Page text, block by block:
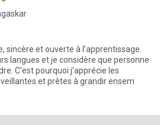
sincère et ouverte à l’apprentissage.
langues et je considère que personne
C’est pourquoi j’apprécie les
et prêtes à grandir ensem